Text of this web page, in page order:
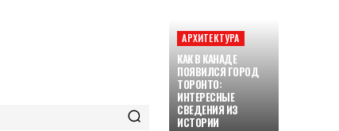
АРХИТЕКТУРА
КАК В КАНАДЕ
ПОЯВИЛСЯ ГОРОД
ТОРОНТО:
ИНТЕРЕСНЫЕ
СВЕДЕНИЯ ИЗ
ИСТОРИИ